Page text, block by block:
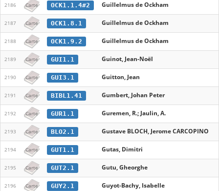
2186 Carte OCK1.1.4#2 Guillelmus de Ockham
2187 Carte OCK1.8.1 Guillelmus de Ockham
2188 Carte OCK1.9.2 Guillelmus de Ockham
2189 Carte GUI1.1 Guinot, Jean-Noël
2190 Carte GUI3.1 Guitton, Jean
2191 Carte BIBL1.41 Gumbert, Johan Peter
2192 Carte GUR1.1 Guremen, R.; Jaulin, A.
2193 Carte BLO2.1 Gustave BLOCH, Jerome CARCOPINO
2194 Carte GUT1.1 Gutas, Dimitri
2195 Carte GUT2.1 Gutu, Gheorghe
2196 Carte GUY2.1 Guyot-Bachy, Isabelle